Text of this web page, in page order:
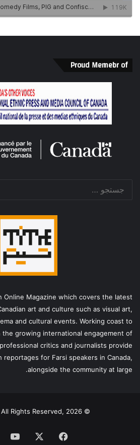
Proud Memebr of
Online Magazine which covers the latest
art and culture such as visual art,
and cultural events. Working coast to
growing international engagement of
professional critics and journalists provide
for Farsi speakers in Canada,
alongside the community at large.
© Titre Mag · All Rights Reserved, 2026
فیس